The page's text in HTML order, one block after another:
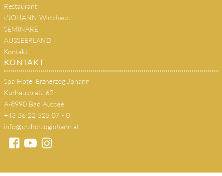
Restaurant
s'JOHANN Wirtshaus
SEMINARE
AUSSEERLAND
Kontakt
KONTAKT
Spa Hotel Erzherzog Johann
Kurhausplatz 62
A-8990 Bad Aussee
+43 36 22 525 07 - 0
info@erzherzogjohann.at